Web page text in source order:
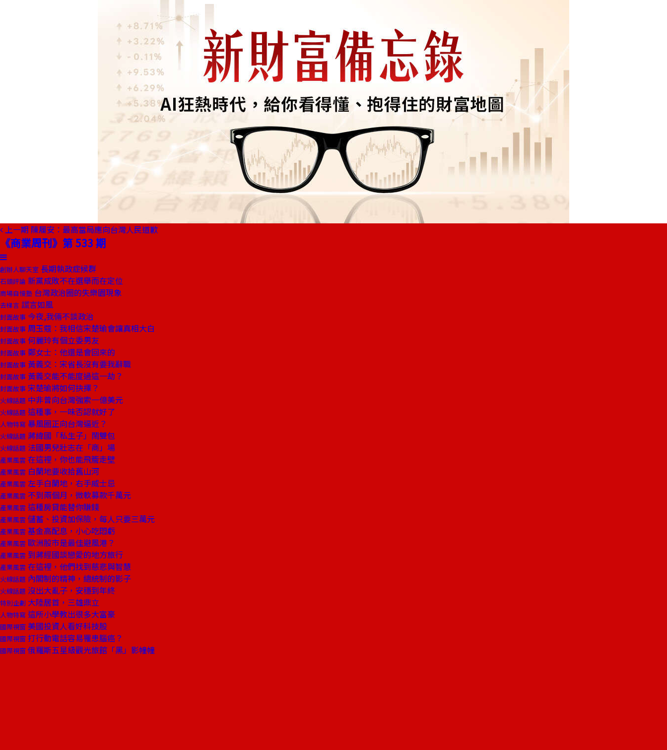
上一期 陳履安：最高當局應向台灣人民道歉
《商業周刊》第 533 期
創辦人聊天室 長期執政症候群
石頭評論 新黨成敗不在選舉而在定位
商場自慢塾 台灣政治圈的失樂園現象
去梯言 謊言如風
封面故事 今夜,我倆不談政治
封面故事 周玉蔻：我相信宋楚瑜會讓真相大白
封面故事 何麗玲有個立委男友
封面故事 鄭女士：他還是會回來的
封面故事 黃義交：宋省長沒有要我辭職
封面故事 黃義交能不能度過這一劫？
封面故事 宋楚瑜將如何抉擇？
火線話題 中非曾向台灣強索一億美元
火線話題 這種事，一味否認就好了
人物特寫 暴風圈正向台灣逼近？
火線話題 蔣緯國「私生子」鬧雙包
火線話題 法國男兒壯志在「商」場
產業風雲 在這裡，你也能飛簷走壁
產業風雲 白蘭地要收拾舊山河
產業風雲 左手白蘭地，右手威士忌
產業風雲 不到兩個月，微軟募款千萬元
產業風雲 這種房貸能替你賺錢
產業風雲 儲蓄、投資加保險，每人只要三萬元
產業風雲 基金高配息，小心吃悶虧
產業風雲 歐洲股市是最佳避風港？
產業風雲 到蔣經國談戀愛的地方旅行
產業風雲 在這裡，他們找到慈悲與智慧
火線話題 內閣制的精神，總統制的影子
火線話題 沒出大亂子，安穩到年終
特別企劃 大陸居首，三雄鼎立
人物特寫 這所小學教出很多大富豪
國際視窗 美國投資人看好科技股
國際視窗 打行動電話容易罹患腦癌？
國際視窗 俄羅斯五星級觀光旅館「黑」影幢幢